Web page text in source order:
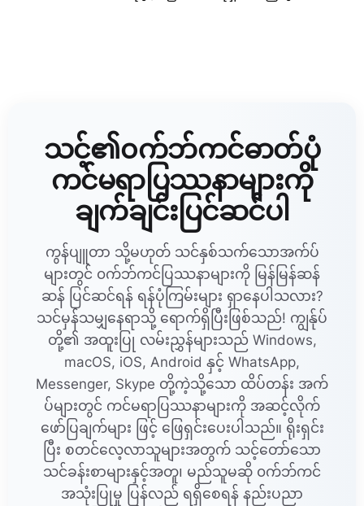
သင့်၏၀က်ဘ်ကင်ဓာတ်ပုံ
ကင်မရာပြဿနာများကို
ချက်ချင်းပြင်ဆင်ပါ
ကွန်ပျူတာ သို့မဟုတ် သင်နှစ်သက်သောအက်ပ်
များတွင် ၀က်ဘ်ကင်ပြဿနာများကို မြန်မြန်ဆန်
ဆန် ပြင်ဆင်ရန် ရန်ပုံကြမ်းများ ရှာနေပါသလား?
သင်မှန်သမျှနေရာသို့ ရောက်ရှိပြီးဖြစ်သည်! ကျွန်ုပ်
တို့၏ အထူးပြု လမ်းညွှန်များသည် Windows,
macOS, iOS, Android နှင့် WhatsApp,
Messenger, Skype တို့ကဲ့သို့သော ထိပ်တန်း အက်
ပ်များတွင် ကင်မရာပြဿနာများကို အဆင့်လိုက်
ဖော်ပြချက်များ ဖြင့် ဖြေရှင်းပေးပါသည်။ ရိုးရှင်း
ပြီး စတင်လေ့လာသူများအတွက် သင့်တော်သော
သင်ခန်းစာများနှင့်အတူ၊ မည်သူမဆို ၀က်ဘ်ကင်
အသုံးပြုမှု ပြန်လည် ရရှိစေရန် နည်းပညာ